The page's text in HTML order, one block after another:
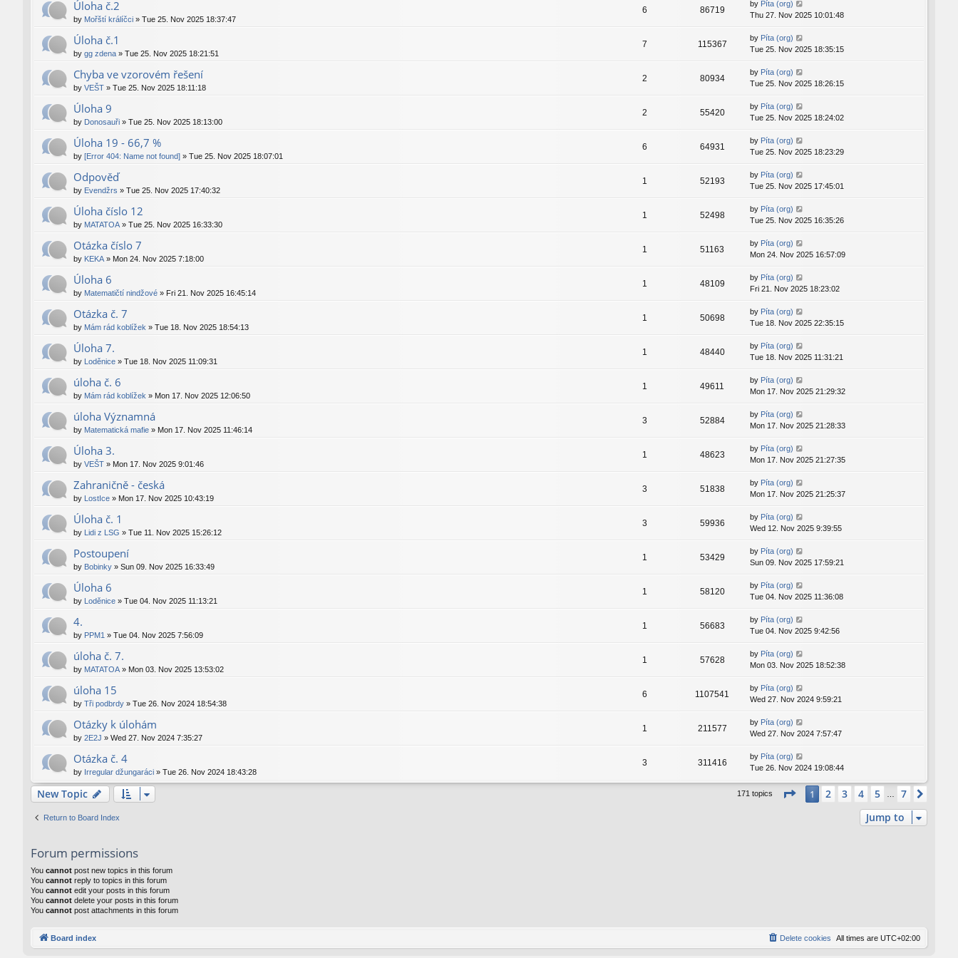
Úloha č.2
by Mořští králíčci » Tue 25. Nov 2025 18:37:47
6 86719
by Píta (org)
Thu 27. Nov 2025 10:01:48
Úloha č.1
by gg zdena » Tue 25. Nov 2025 18:21:51
7 115367
by Píta (org)
Tue 25. Nov 2025 18:35:15
Chyba ve vzorovém řešení
by VEŠT » Tue 25. Nov 2025 18:11:18
2 80934
by Píta (org)
Tue 25. Nov 2025 18:26:15
Úloha 9
by Donosauři » Tue 25. Nov 2025 18:13:00
2 55420
by Píta (org)
Tue 25. Nov 2025 18:24:02
Úloha 19 - 66,7 %
by [Error 404: Name not found] » Tue 25. Nov 2025 18:07:01
6 64931
by Píta (org)
Tue 25. Nov 2025 18:23:29
Odpověď
by Evendžrs » Tue 25. Nov 2025 17:40:32
1 52193
by Píta (org)
Tue 25. Nov 2025 17:45:01
Úloha číslo 12
by MATATOA » Tue 25. Nov 2025 16:33:30
1 52498
by Píta (org)
Tue 25. Nov 2025 16:35:26
Otázka číslo 7
by KEKA » Mon 24. Nov 2025 7:18:00
1 51163
by Píta (org)
Mon 24. Nov 2025 16:57:09
Úloha 6
by Matematičtí nindžové » Fri 21. Nov 2025 16:45:14
1 48109
by Píta (org)
Fri 21. Nov 2025 18:23:02
Otázka č. 7
by Mám rád koblížek » Tue 18. Nov 2025 18:54:13
1 50698
by Píta (org)
Tue 18. Nov 2025 22:35:15
Úloha 7.
by Loděnice » Tue 18. Nov 2025 11:09:31
1 48440
by Píta (org)
Tue 18. Nov 2025 11:31:21
úloha č. 6
by Mám rád koblížek » Mon 17. Nov 2025 12:06:50
1 49611
by Píta (org)
Mon 17. Nov 2025 21:29:32
úloha Významná
by Matematická mafie » Mon 17. Nov 2025 11:46:14
3 52884
by Píta (org)
Mon 17. Nov 2025 21:28:33
Úloha 3.
by VEŠT » Mon 17. Nov 2025 9:01:46
1 48623
by Píta (org)
Mon 17. Nov 2025 21:27:35
Zahraničně - česká
by LostIce » Mon 17. Nov 2025 10:43:19
3 51838
by Píta (org)
Mon 17. Nov 2025 21:25:37
Úloha č. 1
by Lidi z LSG » Tue 11. Nov 2025 15:26:12
3 59936
by Píta (org)
Wed 12. Nov 2025 9:39:55
Postoupení
by Bobinky » Sun 09. Nov 2025 16:33:49
1 53429
by Píta (org)
Sun 09. Nov 2025 17:59:21
Úloha 6
by Loděnice » Tue 04. Nov 2025 11:13:21
1 58120
by Píta (org)
Tue 04. Nov 2025 11:36:08
4.
by PPM1 » Tue 04. Nov 2025 7:56:09
1 56683
by Píta (org)
Tue 04. Nov 2025 9:42:56
úloha č. 7.
by MATATOA » Mon 03. Nov 2025 13:53:02
1 57628
by Píta (org)
Mon 03. Nov 2025 18:52:38
úloha 15
by Tři podbrdy » Tue 26. Nov 2024 18:54:38
6 1107541
by Píta (org)
Wed 27. Nov 2024 9:59:21
Otázky k úlohám
by 2E2J » Wed 27. Nov 2024 7:35:27
1 211577
by Píta (org)
Wed 27. Nov 2024 7:57:47
Otázka č. 4
by Irregular džungaráci » Tue 26. Nov 2024 18:43:28
3 311416
by Píta (org)
Tue 26. Nov 2024 19:08:44
New Topic 171 topics Page 1of7
1 2 3 4 5 7
Return to Board Index Jump to
Forum permissions
You cannot post new topics in this forum
You cannot reply to topics in this forum
You cannot edit your posts in this forum
You cannot delete your posts in this forum
You cannot post attachments in this forum
Board index All times are UTC+02:00
Delete cookies